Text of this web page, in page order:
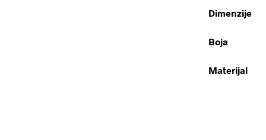
Dimenzije
Boja
Materijal